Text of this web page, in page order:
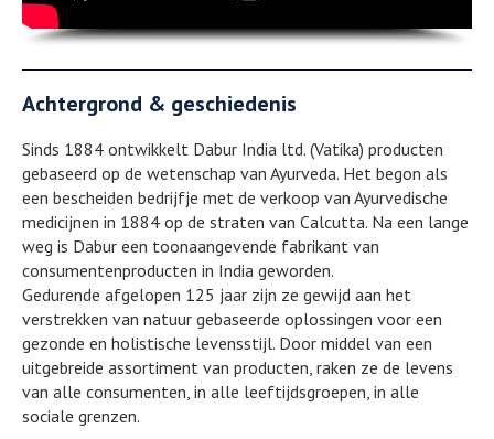
Achtergrond & geschiedenis
Sinds 1884 ontwikkelt Dabur India ltd. (Vatika) producten
gebaseerd op de wetenschap van Ayurveda. Het begon als
een bescheiden bedrijfje met de verkoop van Ayurvedische
medicijnen in 1884 op de straten van Calcutta. Na een lange
weg is Dabur een toonaangevende fabrikant van
consumentenproducten in India geworden.
Gedurende afgelopen 125 jaar zijn ze gewijd aan het
verstrekken van natuur gebaseerde oplossingen voor een
gezonde en holistische levensstijl. Door middel van een
uitgebreide assortiment van producten, raken ze de levens
van alle consumenten, in alle leeftijdsgroepen, in alle
sociale grenzen.